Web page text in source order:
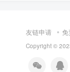
友链申请 免
Copyright ©